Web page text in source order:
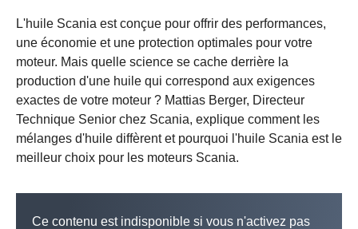
L'huile Scania est conçue pour offrir des performances,
une économie et une protection optimales pour votre
moteur. Mais quelle science se cache derrière la
production d'une huile qui correspond aux exigences
exactes de votre moteur ? Mattias Berger, Directeur
Technique Senior chez Scania, explique comment les
mélanges d'huile diffèrent et pourquoi l'huile Scania est le
meilleur choix pour les moteurs Scania.
Ce contenu est indisponible si vous n'activez pas